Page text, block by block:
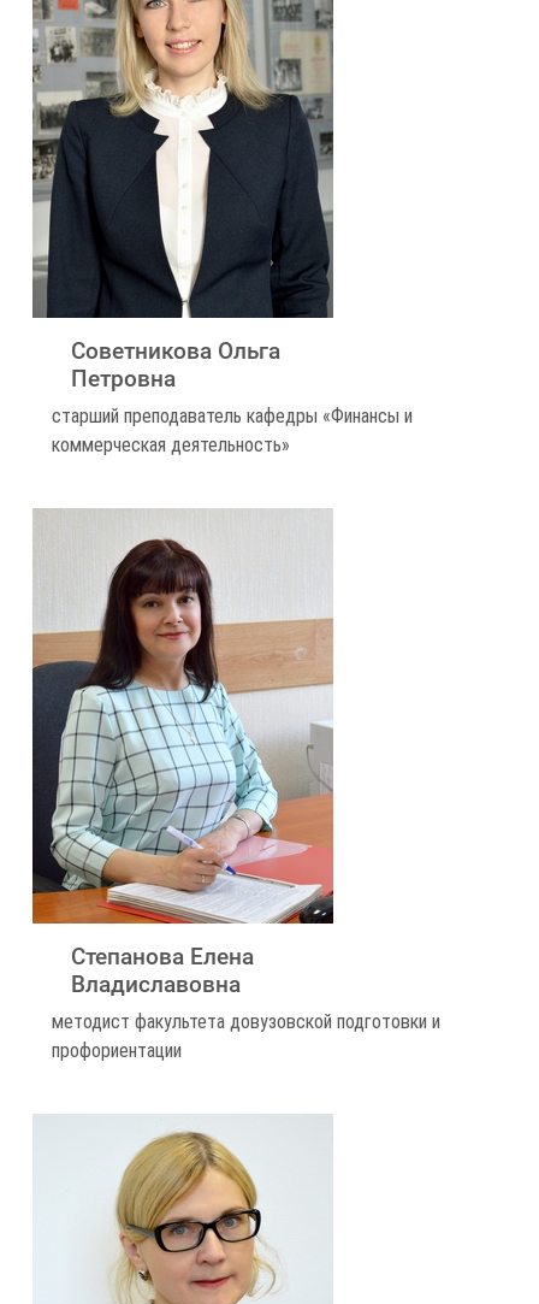
Советникова Ольга
Петровна
старший преподаватель кафедры «Финансы и
коммерческая деятельность»
Степанова Елена
Владиславовна
методист факультета довузовской подготовки и
профориентации